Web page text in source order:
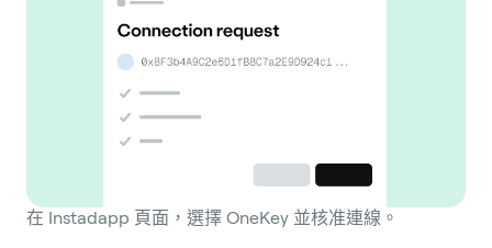
在 Instadapp 頁面，選擇 OneKey 並核准連線。